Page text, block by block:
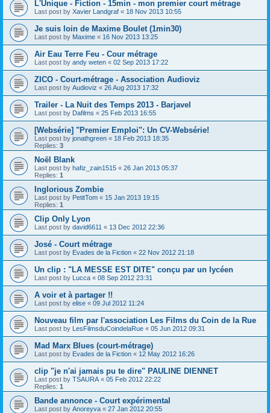
L'Unique - Fiction - 15min - mon premier court métrage
Last post by Xavier Landgraf « 18 Nov 2013 10:55
Je suis loin de Maxime Boulet (1min30)
Last post by Maxime « 16 Nov 2013 13:25
Air Eau Terre Feu - Cour métrage
Last post by andy weten « 02 Sep 2013 17:22
ZICO - Court-métrage - Association Audioviz
Last post by Audioviz « 26 Aug 2013 17:32
Trailer - La Nuit des Temps 2013 - Barjavel
Last post by Dafilms « 25 Feb 2013 16:55
[Websérie] "Premier Emploi": Un CV-Websérie!
Last post by jonathgreen « 18 Feb 2013 18:35
Replies: 3
Noël Blank
Last post by hafiz_zain1515 « 26 Jan 2013 05:37
Replies: 1
Inglorious Zombie
Last post by PetitTom « 15 Jan 2013 19:15
Replies: 1
Clip Only Lyon
Last post by david6611 « 13 Dec 2012 22:36
José - Court métrage
Last post by Evades de la Fiction « 22 Nov 2012 21:18
Un clip : "LA MESSE EST DITE" conçu par un lycéen
Last post by Lucca « 08 Sep 2012 23:31
A voir et à partager !!
Last post by elise « 09 Jul 2012 11:24
Nouveau film par l'association Les Films du Coin de la Rue
Last post by LesFilmsduCoindelaRue « 05 Jun 2012 09:31
Mad Marx Blues (court-métrage)
Last post by Evades de la Fiction « 12 May 2012 16:26
clip "je n'ai jamais pu te dire" PAULINE DIENNET
Last post by TSAURA « 05 Feb 2012 22:22
Replies: 1
Bande annonce - Court expérimental
Last post by Anoreyva « 27 Jan 2012 20:55